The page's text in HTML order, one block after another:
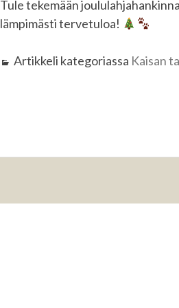
Tule tekemään
lämpimästi tervetuloa!
Artikkeli kategoriassa Kaisan